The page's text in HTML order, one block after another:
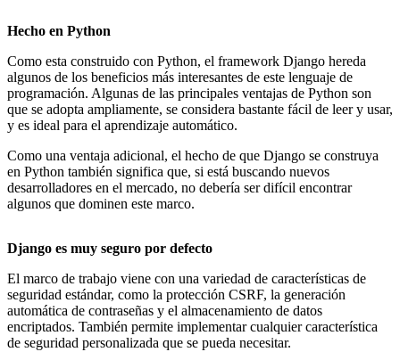
Hecho en Python
Como esta construido con Python, el framework Django hereda
algunos de los beneficios más interesantes de este lenguaje de
programación. Algunas de las principales ventajas de Python son
que se adopta ampliamente, se considera bastante fácil de leer y usar,
y es ideal para el aprendizaje automático.
Como una ventaja adicional, el hecho de que Django se construya
en Python también significa que, si está buscando nuevos
desarrolladores en el mercado, no debería ser difícil encontrar
algunos que dominen este marco.
Django es muy seguro por defecto
El marco de trabajo viene con una variedad de características de
seguridad estándar, como la protección CSRF, la generación
automática de contraseñas y el almacenamiento de datos
encriptados. También permite implementar cualquier característica
de seguridad personalizada que se pueda necesitar.